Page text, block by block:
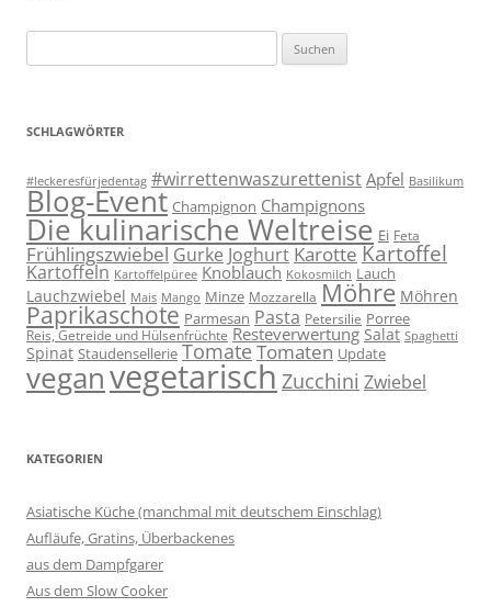
nach:
SCHLAGWÖRTER
#leckeresfürjedentag #wirrettenwaszurettenist Apfel Basilikum
Blog-Event Champignon Champignons
Die kulinarische Weltreise Ei Feta
Frühlingszwiebel Gurke Joghurt Karotte Kartoffel
Kartoffeln Kartoffelpüree Knoblauch Kokosmilch Lauch
Lauchzwiebel Mais Mango Minze Mozzarella Möhre Möhren
Paprikaschote Parmesan Pasta Petersilie Porree
Reis, Getreide und Hülsenfrüchte Resteverwertung Salat Spaghetti
Spinat Staudensellerie TomateTomaten Update
veganvegetarischZucchini Zwiebel
KATEGORIEN
Asiatische Küche (manchmal mit deutschem Einschlag)
Aufläufe, Gratins, Überbackenes
aus dem Dampfgarer
Aus dem Slow Cooker